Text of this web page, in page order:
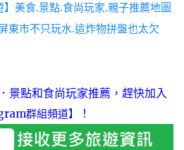
美食.景點.食尚玩家.親子推薦地圖
東市不只玩水.這炸物拼盤也太欠
景點和食尚玩家推薦，趕快加入
群組頻道】 ！